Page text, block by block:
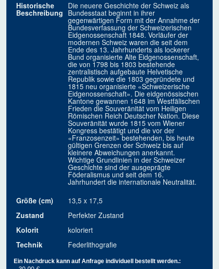
Historische
Beschreibung
Die neuere Geschichte der Schweiz als
Bundesstaat beginnt in ihrer
gegenwärtigen Form mit der Annahme der
Bundesverfassung der Schweizerischen
Eidgenossenschaft 1848. Vorläufer der
modernen Schweiz waren die seit dem
Ende des 13. Jahrhunderts als lockerer
Bund organisierte Alte Eidgenossenschaft,
die von 1798 bis 1803 bestehende
zentralistisch aufgebaute Helvetische
Republik sowie die 1803 gegründete und
1815 neu organisierte «Schweizerische
Eidgenossenschaft». Die eidgenössischen
Kantone gewannen 1648 im Westfälischen
Frieden die Souveränität vom Heiligen
Römischen Reich Deutscher Nation. Diese
Souveränität wurde 1815 vom Wiener
Kongress bestätigt und die vor der
«Franzosenzeit» bestehenden, bis heute
gültigen Grenzen der Schweiz bis auf
kleinere Abweichungen anerkannt.
Wichtige Grundlinien in der Schweizer
Geschichte sind der ausgeprägte
Föderalismus und seit dem 16.
Jahrhundert die internationale Neutralität.
Größe (cm)
13,5 x 17,5
Zustand
Perfekter Zustand
Kolorit
koloriert
Technik
Federlithografie
Ein Nachdruck kann auf Anfrage individuell bestellt werden.: